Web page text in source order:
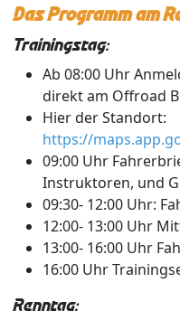
Das Programm am
Trainingstag:
Ab 08:00 Uhr
direkt am Offroad
Hier der Standort:
https://
09:00 Uhr
Instruktoren, und
09:30- 12:00 Uhr:
12:00- 13:00 Uhr
13:00- 16:00 Uhr
16:00 Uhr
Renntag: